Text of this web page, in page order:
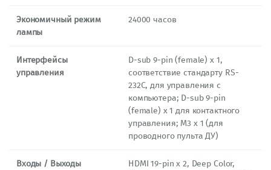
Экономичный режим
лампы
24000 часов
Интерфейсы
управления
D-sub 9-pin (female) x 1,
соответствие стандарту RS-
232C, для управления с
компьютера; D-sub 9-pin
(female) x 1 для контактного
управления; M3 х 1 (для
проводного пульта ДУ)
Входы / Выходы
HDMI 19-pin x 2, Deep Color,